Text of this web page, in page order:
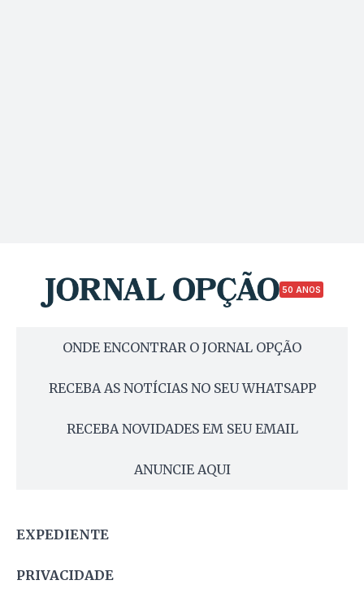
50 ANOS
ONDE ENCONTRAR O JORNAL OPÇÃO
RECEBA AS NOTÍCIAS NO SEU WHATSAPP
RECEBA NOVIDADES EM SEU EMAIL
ANUNCIE AQUI
EXPEDIENTE
PRIVACIDADE